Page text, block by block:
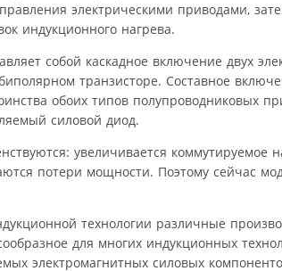
электрическими приводами,
индукционного нагрева.
собой каскадное включение двух
транзисторе. Составное
обоих типов полупроводниковых
силовой диод.
увеличивается коммутируемое
потери мощности. Поэтому сейчас
технологии различные
для многих индукционных
электромагнитных силовых